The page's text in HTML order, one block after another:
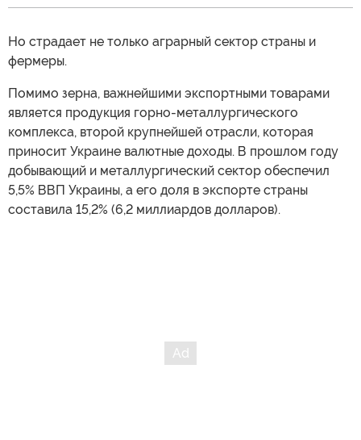
Но страдает не только аграрный сектор страны и
фермеры.
Помимо зерна, важнейшими экспортными товарами
является продукция горно-металлургического
комплекса, второй крупнейшей отрасли, которая
приносит Украине валютные доходы. В прошлом году
добывающий и металлургический сектор обеспечил
5,5% ВВП Украины, а его доля в экспорте страны
составила 15,2% (6,2 миллиардов долларов).